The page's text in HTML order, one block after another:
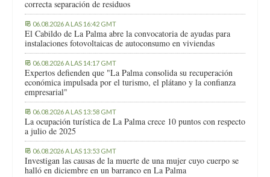
correcta separación de residuos
06.08.2026 A LAS 16:42 GMT
El Cabildo de La Palma abre la convocatoria de ayudas para
instalaciones fotovoltaicas de autoconsumo en viviendas
06.08.2026 A LAS 14:17 GMT
Expertos defienden que "La Palma consolida su recuperación
económica impulsada por el turismo, el plátano y la confianza
empresarial"
06.08.2026 A LAS 13:58 GMT
La ocupación turística de La Palma crece 10 puntos con respecto
a julio de 2025
06.08.2026 A LAS 13:53 GMT
Investigan las causas de la muerte de una mujer cuyo cuerpo se
halló en diciembre en un barranco en La Palma